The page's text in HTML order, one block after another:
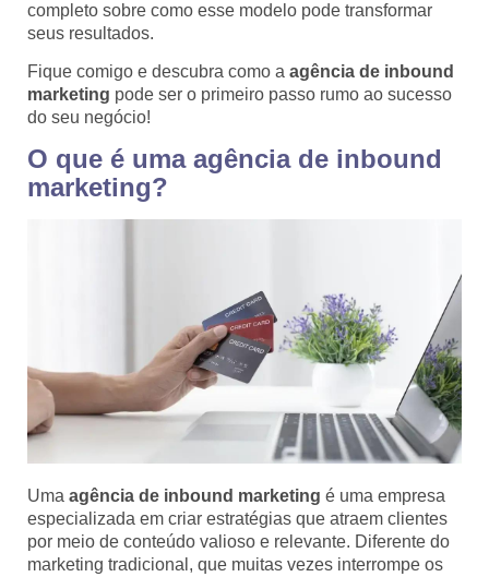
completo sobre como esse modelo pode transformar
seus resultados.
Fique comigo e descubra como a agência de inbound
marketing pode ser o primeiro passo rumo ao sucesso
do seu negócio!
O que é uma agência de inbound
marketing?
Uma agência de inbound marketing é uma empresa
especializada em criar estratégias que atraem clientes
por meio de conteúdo valioso e relevante. Diferente do
marketing tradicional, que muitas vezes interrompe os